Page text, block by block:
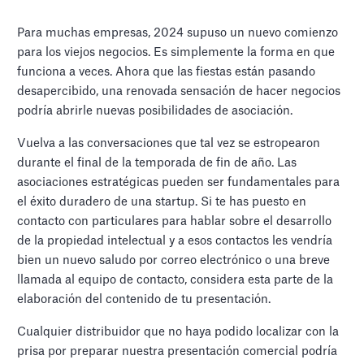
Para muchas empresas, 2024 supuso un nuevo comienzo
para los viejos negocios. Es simplemente la forma en que
funciona a veces. Ahora que las fiestas están pasando
desapercibido, una renovada sensación de hacer negocios
podría abrirle nuevas posibilidades de asociación.
Vuelva a las conversaciones que tal vez se estropearon
durante el final de la temporada de fin de año. Las
asociaciones estratégicas pueden ser fundamentales para
el éxito duradero de una startup. Si te has puesto en
contacto con particulares para hablar sobre el desarrollo
de la propiedad intelectual y a esos contactos les vendría
bien un nuevo saludo por correo electrónico o una breve
llamada al equipo de contacto, considera esta parte de la
elaboración del contenido de tu presentación.
Cualquier distribuidor que no haya podido localizar con la
prisa por preparar nuestra presentación comercial podría